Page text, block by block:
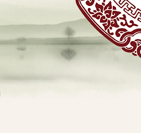
业
牌